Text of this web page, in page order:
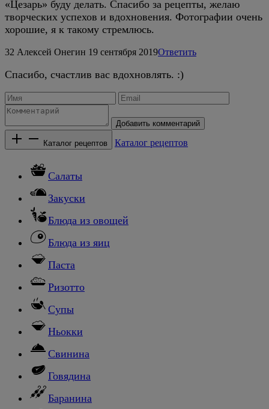
«Цезарь» буду делать. Спасибо за рецепты, желаю
творческих успехов и вдохновения. Фотографии очень
хорошие, я к такому стремлюсь.
32 Алексей Онегин 19 сентября 2019Ответить
Спасибо, счастлив вас вдохновлять. :)
Добавить комментарий
Каталог рецептов Каталог рецептов
Салаты
Закуски
Блюда из овощей
Блюда из яиц
Паста
Ризотто
Супы
Ньокки
Свинина
Говядина
Баранина